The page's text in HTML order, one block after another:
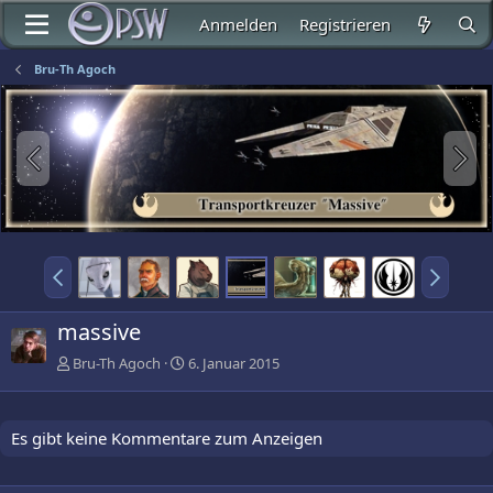
Anmelden Registrieren
Bru-Th Agoch
massive
Bru-Th Agoch 6. Januar 2015
Es gibt keine Kommentare zum Anzeigen